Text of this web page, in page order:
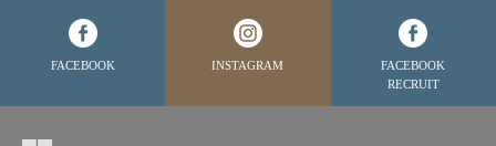
FACEBOOK INSTAGRAM
FACEBOOK
RECRUIT